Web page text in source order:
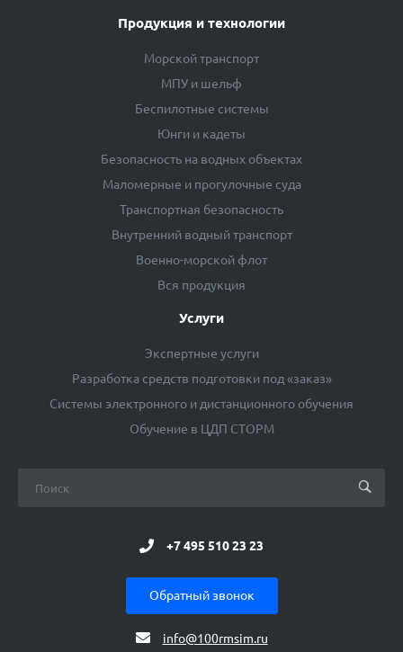
Продукция и технологии
Морской транспорт
МПУ и шельф
Беспилотные системы
Юнги и кадеты
Безопасность на водных объектах
Маломерные и прогулочные суда
Транспортная безопасность
Внутренний водный транспорт
Военно-морской флот
Вся продукция
Услуги
Экспертные услуги
Разработка средств подготовки под «заказ»
Системы электронного и дистанционного обучения
Обучение в ЦДП СТОРМ
+7 495 510 23 23
Обратный звонок
info@100rmsim.ru